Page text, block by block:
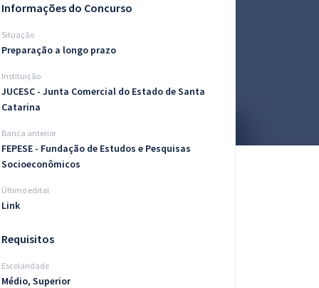
Informações do Concurso
Situação
Preparação a longo prazo
Instituição
JUCESC - Junta Comercial do Estado de Santa
Catarina
Banca anterior
FEPESE - Fundação de Estudos e Pesquisas
Socioeconômicos
Último edital
Link
Requisitos
Escolaridade
Médio, Superior